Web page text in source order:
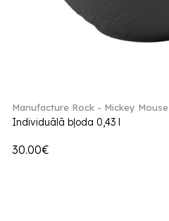
Manufacture Rock - Mickey Mouse
Individuālā bļoda 0,43 l
30.00€